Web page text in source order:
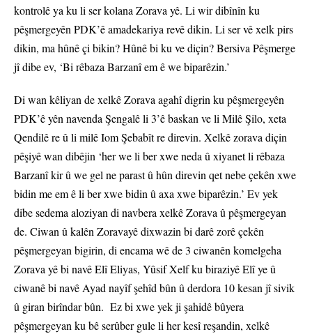
kontrolê ya ku li ser kolana Zorava yê. Li wir dibînîn ku
pêşmergeyên PDK’ê amadekariya revê dikin. Li ser vê xelk pirs
dikin, ma hûnê çi bikin? Hûnê bi ku ve diçin? Bersiva Pêşmerge
jî dibe ev, ‘Bi rêbaza Barzanî em ê we biparêzin.’
Di wan kêliyan de xelkê Zorava agahî digrin ku pêşmergeyên
PDK’ê yên navenda Şengalê li 3’ê baskan ve li Milê Şilo, xeta
Qendilê re û li milê Iom Şebabît re direvin. Xelkê zorava diçin
pêşiyê wan dibêjin ‘her we li ber xwe neda û xiyanet li rêbaza
Barzanî kir û we gel ne parast û hûn direvin qet nebe çekên xwe
bidin me em ê li ber xwe bidin û axa xwe biparêzin.’ Ev yek
dibe sedema aloziyan di navbera xelkê Zorava û pêşmergeyan
de. Ciwan û kalên Zoravayê dixwazin bi darê zorê çekên
pêşmergeyan bigirin, di encama wê de 3 ciwanên komelgeha
Zorava yê bi navê Elî Eliyas, Yûsif Xelf ku biraziyê Elî ye û
ciwanê bi navê Ayad nayîf şehîd bûn û derdora 10 kesan jî sivik
û giran birîndar bûn. Ez bi xwe yek ji şahidê bûyera
pêşmergeyan ku bê serûber gule li her kesî reşandin, xelkê